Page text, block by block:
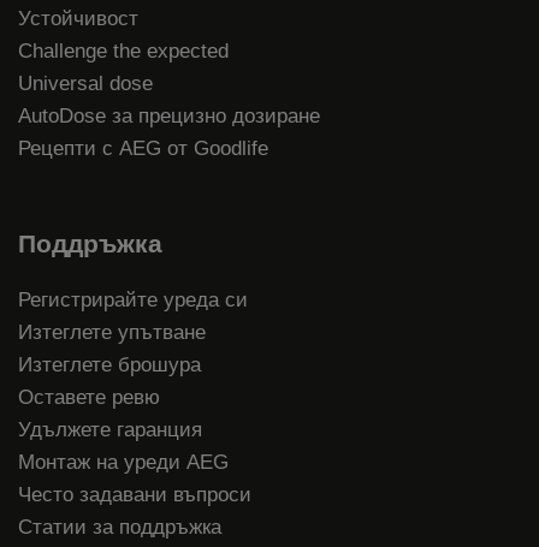
Устойчивост
Challenge the expected
Universal dose
AutoDose за прецизно дозиране
Рецепти с AEG от Goodlife
Поддръжка
Регистрирайте уреда си
Изтеглете упътване
Изтеглете брошура
Оставете ревю
Удължете гаранция
Монтаж на уреди AEG
Често задавани въпроси
Статии за поддръжка